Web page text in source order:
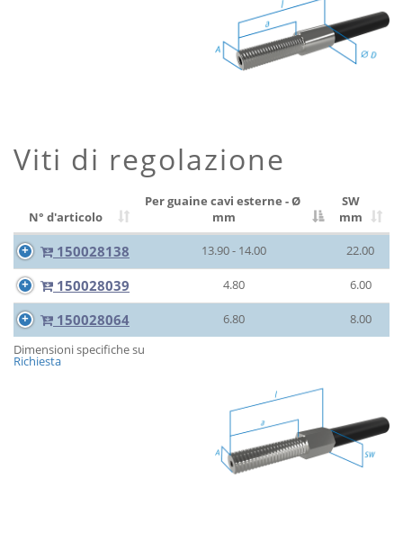
Viti di regolazione
N° d'articolo
Per guaine cavi esterne - Ø
mm
SW
mm
150028138 13.90 - 14.00 22.00
150028039 4.80 6.00
150028064 6.80
8.00
Dimensioni specifiche su
Richiesta